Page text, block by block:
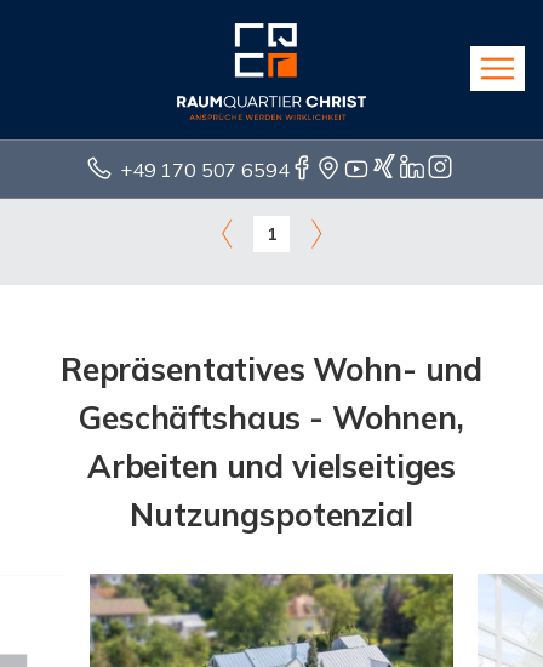
+49 170 507 6594
1
Repräsentatives Wohn- und
Geschäftshaus - Wohnen,
Arbeiten und vielseitiges
Nutzungspotenzial